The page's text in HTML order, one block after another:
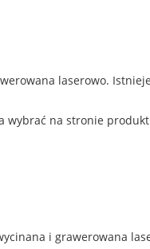
laserowo.
wybrać na stronie
i grawerowana